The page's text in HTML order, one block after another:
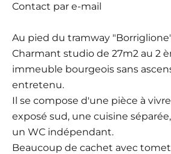
Contact par e-mail
Au pied du tramway
Charmant studio de 27m2 au 2
immeuble bourgeois sans
entretenu.
Il se compose d'une pièce à
exposé sud, une cuisine
un WC indépendant.
Beaucoup de cachet avec